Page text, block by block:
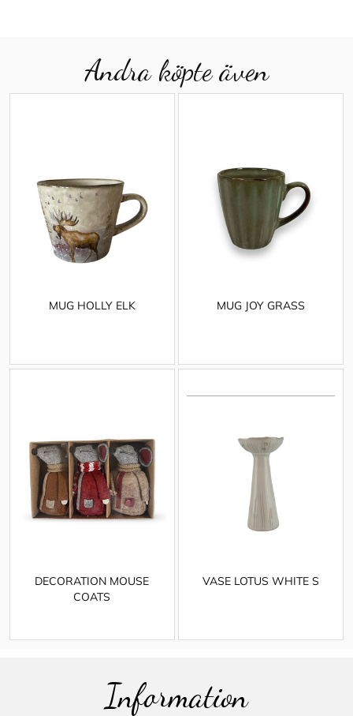
Andra köpte även
MUG HOLLY ELK MUG JOY GRASS
DECORATION MOUSE
COATS
VASE LOTUS WHITE S
Information